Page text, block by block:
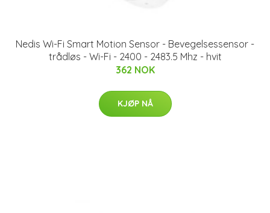
Nedis Wi-Fi Smart Motion Sensor - Bevegelsessensor -
trådløs - Wi-Fi - 2400 - 2483.5 Mhz - hvit
362 NOK
KJØP NÅ